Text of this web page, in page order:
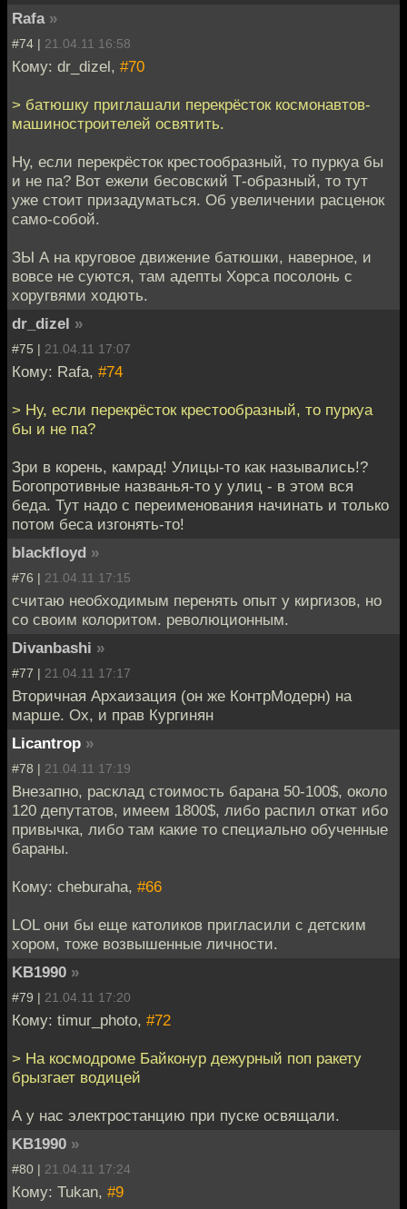
Rafa »
#74 | 21.04.11 16:58
Кому: dr_dizel, #70
> батюшку приглашали перекрёсток космонавтов-
машиностроителей освятить.
Ну, если перекрёсток крестообразный, то пуркуа бы
и не па? Вот ежели бесовский Т-образный, то тут
уже стоит призадуматься. Об увеличении расценок
само-собой.
ЗЫ А на круговое движение батюшки, наверное, и
вовсе не суются, там адепты Хорса посолонь с
хоругвями ходють.
dr_dizel »
#75 | 21.04.11 17:07
Кому: Rafa, #74
> Ну, если перекрёсток крестообразный, то пуркуа
бы и не па?
Зри в корень, камрад! Улицы-то как назывались!?
Богопротивные названья-то у улиц - в этом вся
беда. Тут надо с переименования начинать и только
потом беса изгонять-то!
blackfloyd »
#76 | 21.04.11 17:15
считаю необходимым перенять опыт у киргизов, но
со своим колоритом. революционным.
Divanbashi »
#77 | 21.04.11 17:17
Вторичная Архаизация (он же КонтрМодерн) на
марше. Ох, и прав Кургинян
Licantrop »
#78 | 21.04.11 17:19
Внезапно, расклад стоимость барана 50-100$, около
120 депутатов, имеем 1800$, либо распил откат ибо
привычка, либо там какие то специально обученные
бараны.
Кому: cheburaha, #66
LOL они бы еще католиков пригласили с детским
хором, тоже возвышенные личности.
KB1990 »
#79 | 21.04.11 17:20
Кому: timur_photo, #72
> На космодроме Байконур дежурный поп ракету
брызгает водицей
А у нас электростанцию при пуске освящали.
KB1990 »
#80 | 21.04.11 17:24
Кому: Tukan, #9